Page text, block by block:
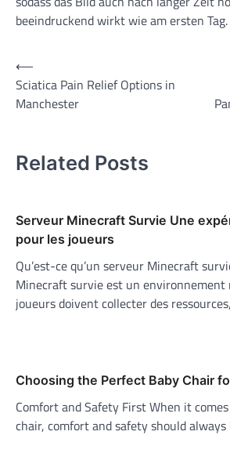
beeindruckend wirkt wie am ersten Tag.
Post
navigation
⟵
Sciatica Pain Relief Options in
Manchester
Related Posts
Serveur Minecraft Survie Une
pour les joueurs
Qu’est-ce qu’un serveur Minecraft
Minecraft survie est un
joueurs doivent collecter des
Choosing the Perfect Baby Chair
Comfort and Safety First When it
chair, comfort and safety should